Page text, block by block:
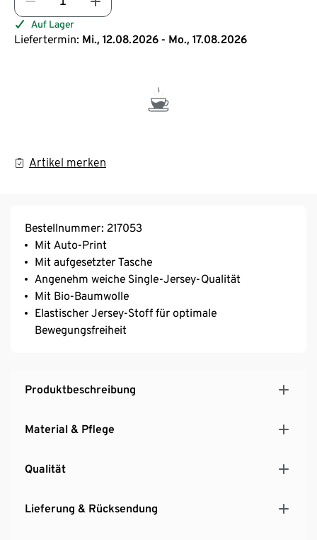
Auf Lager
Liefertermin: Mi., 12.08.2026 - Mo., 17.08.2026
Artikel merken
Bestellnummer: 217053
Mit Auto-Print
Mit aufgesetzter Tasche
Angenehm weiche Single-Jersey-Qualität
Mit Bio-Baumwolle
Elastischer Jersey-Stoff für optimale
Bewegungsfreiheit
Produktbeschreibung
Material & Pflege
Qualität
Lieferung & Rücksendung